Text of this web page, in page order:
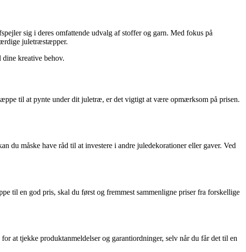
sig i deres omfattende udvalg af stoffer og garn. Med fokus på
juletræstæpper.
kreative behov.
til at pynte under dit juletræ, er det vigtigt at være opmærksom på prisen.
måske have råd til at investere i andre juledekorationer eller gaver. Ved
til en god pris, skal du først og fremmest sammenligne priser fra forskellige
at tjekke produktanmeldelser og garantiordninger, selv når du får det til en